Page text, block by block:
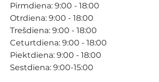
Pirmdiena: 9:00 - 18:00
Otrdiena: 9:00 - 18:00
Trešdiena: 9:00 - 18:00
Ceturtdiena: 9:00 - 18:00
Piektdiena: 9:00 - 18:00
Sestdiena: 9:00-15:00